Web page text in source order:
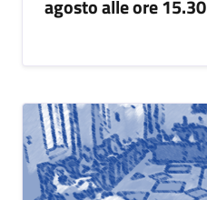
agosto alle ore 15.30